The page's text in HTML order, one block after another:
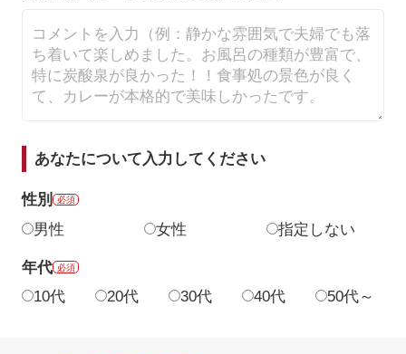
あなたについて入力してください
性別 必須
男性 女性 指定しない
年代 必須
10代 20代 30代 40代 50代～